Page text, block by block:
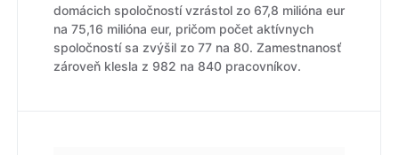
domácich spoločností vzrástol zo 67,8 milióna eur
na 75,16 milióna eur, pričom počet aktívnych
spoločností sa zvýšil zo 77 na 80. Zamestnanosť
zároveň klesla z 982 na 840 pracovníkov.